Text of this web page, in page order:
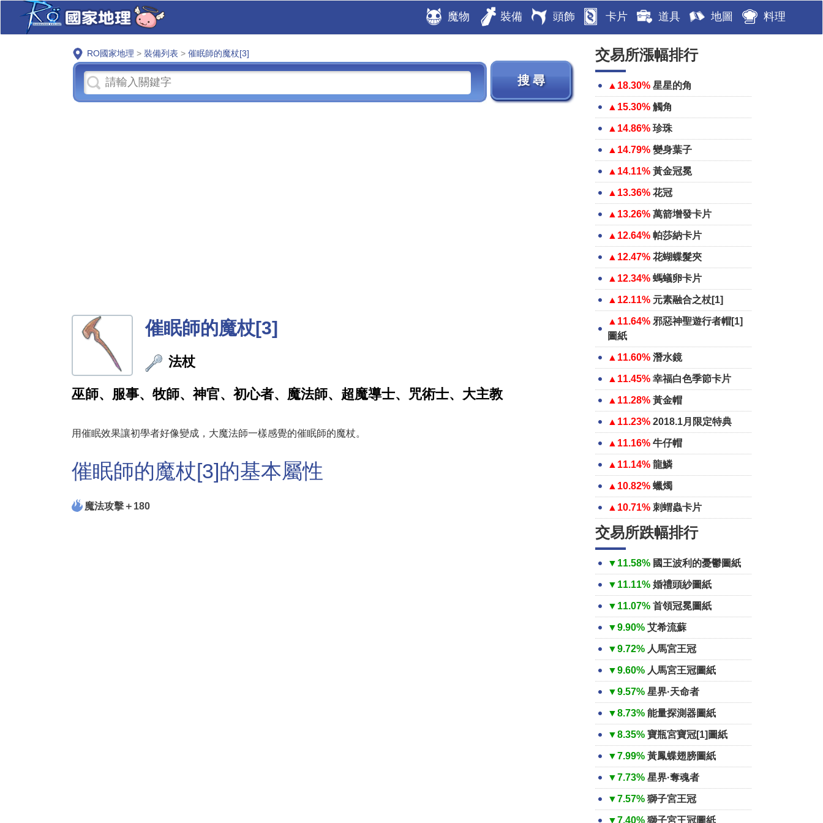
魔物 裝備 頭飾 卡片 道具 地圖 料理
RO國家地理 > 裝備列表 > 催眠師的魔杖[3]
催眠師的魔杖[3]
法杖
巫師、服事、牧師、神官、初心者、魔法師、超魔導士、咒術士、大主教
用催眠效果讓初學者好像變成，大魔法師一樣感覺的催眠師的魔杖。
催眠師的魔杖[3]的基本屬性
魔法攻擊＋180
交易所漲幅排行
▲18.30% 星星的角
▲15.30% 觸角
▲14.86% 珍珠
▲14.79% 變身葉子
▲14.11% 黃金冠冕
▲13.36% 花冠
▲13.26% 萬箭增發卡片
▲12.64% 帕莎納卡片
▲12.47% 花蝴蝶髮夾
▲12.34% 螞蟻卵卡片
▲12.11% 元素融合之杖[1]
▲11.64% 邪惡神聖遊行者帽[1]
圖紙
▲11.60% 潛水鏡
▲11.45% 幸福白色季節卡片
▲11.28% 黃金帽
▲11.23% 2018.1月限定特典
▲11.16% 牛仔帽
▲11.14% 龍鱗
▲10.82% 蠟燭
▲10.71% 刺蝟蟲卡片
交易所跌幅排行
▼11.58% 國王波利的憂鬱圖紙
▼11.11% 婚禮頭紗圖紙
▼11.07% 首領冠冕圖紙
▼9.90% 艾希流蘇
▼9.72% 人馬宮王冠
▼9.60% 人馬宮王冠圖紙
▼9.57% 星界·天命者
▼8.73% 能量探測器圖紙
▼8.35% 寶瓶宮寶冠[1]圖紙
▼7.99% 黃鳳蝶翅膀圖紙
▼7.73% 星界·奪魂者
▼7.57% 獅子宮王冠
▼7.40% 獅子宮王冠圖紙